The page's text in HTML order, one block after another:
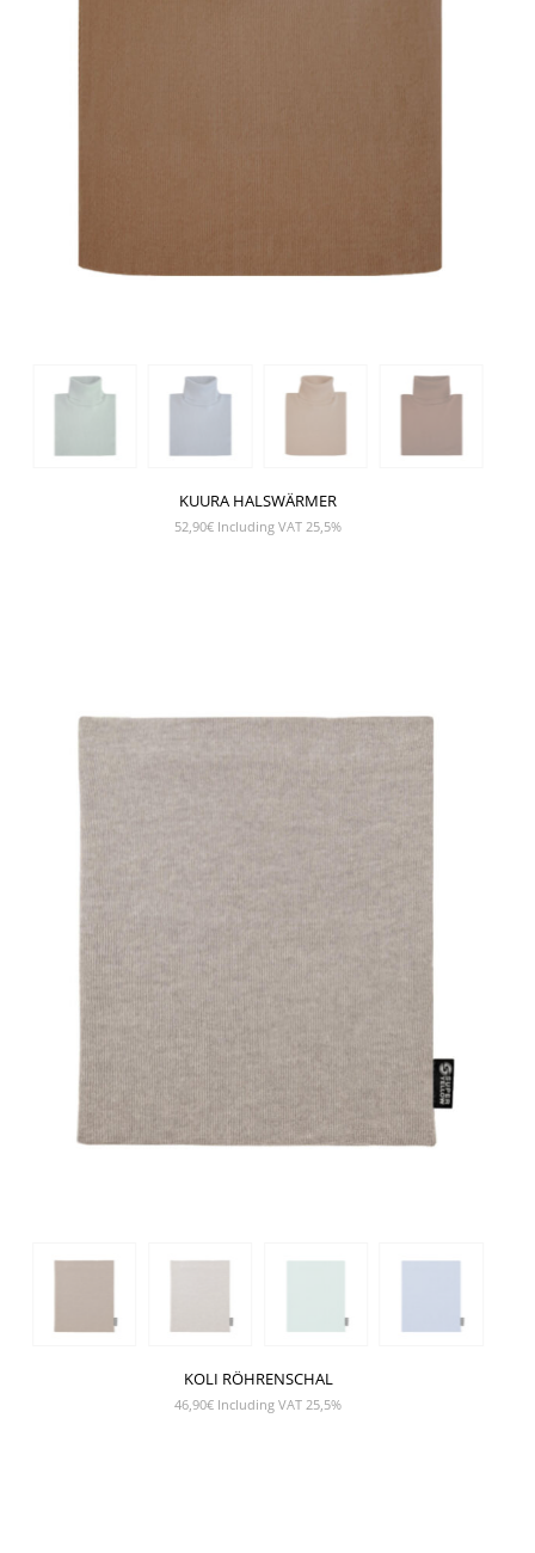
KUURA HALSWÄRMER
52,90€ Including VAT 25,5%
KOLI RÖHRENSCHAL
46,90€ Including VAT 25,5%